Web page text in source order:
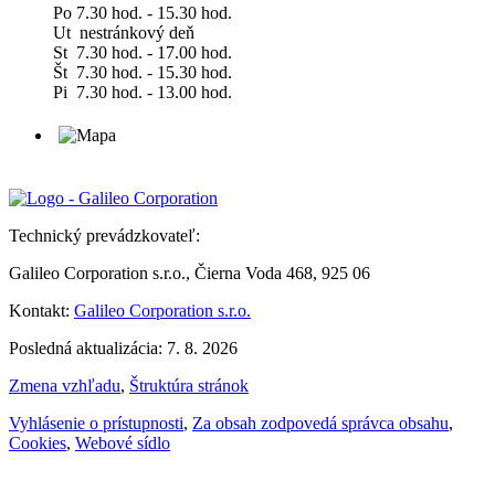
Po 7.30 hod. - 15.30 hod.
Ut nestránkový deň
St 7.30 hod. - 17.00 hod.
Št 7.30 hod. - 15.30 hod.
Pi 7.30 hod. - 13.00 hod.
Technický prevádzkovateľ:
Galileo Corporation s.r.o., Čierna Voda 468, 925 06
Kontakt: Galileo Corporation s.r.o.
Posledná aktualizácia: 7. 8. 2026
Zmena vzhľadu, Štruktúra stránok
Vyhlásenie o prístupnosti, Za obsah zodpovedá správca obsahu,
Cookies, Webové sídlo